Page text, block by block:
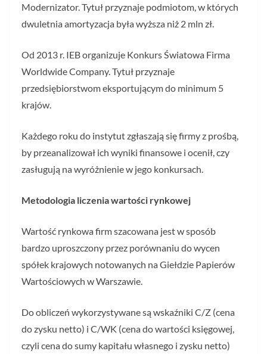
Modernizator. Tytuł przyznaje podmiotom, w których
dwuletnia amortyzacja była wyższa niż 2 mln zł.
Od 2013 r. IEB organizuje Konkurs Światowa Firma
Worldwide Company. Tytuł przyznaje
przedsiębiorstwom eksportującym do minimum 5
krajów.
Każdego roku do instytut zgłaszają się firmy z prośbą,
by przeanalizował ich wyniki finansowe i ocenił, czy
zasługują na wyróżnienie w jego konkursach.
Metodologia liczenia wartości rynkowej
Wartość rynkowa firm szacowana jest w sposób
bardzo uproszczony przez porównaniu do wycen
spółek krajowych notowanych na Giełdzie Papierów
Wartościowych w Warszawie.
Do obliczeń wykorzystywane są wskaźniki C/Z (cena
do zysku netto) i C/WK (cena do wartości księgowej,
czyli cena do sumy kapitału własnego i zysku netto)